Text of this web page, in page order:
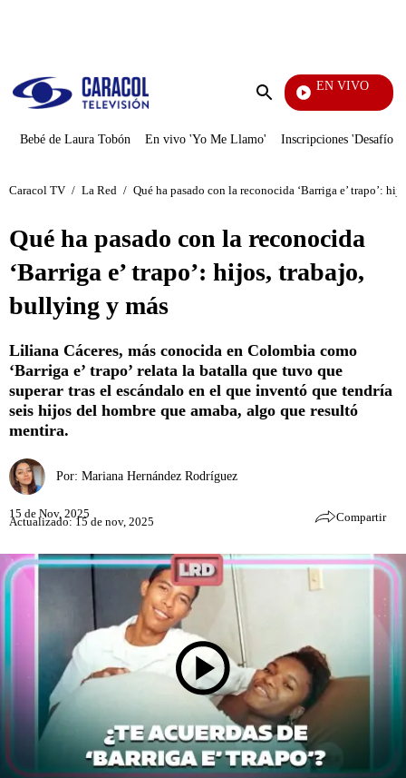
Enviar
EN VIVO
Noticias Caracol
Bebé de Laura Tobón En vivo 'Yo Me Llamo' Inscripciones 'Desafío'
Caracol TV / La Red / Qué ha pasado con la reconocida ‘Barriga e’ trapo’:
Qué ha pasado con la reconocida
‘Barriga e’ trapo’: hijos, trabajo,
bullying y más
Liliana Cáceres, más conocida en Colombia como
‘Barriga e’ trapo’ relata la batalla que tuvo que
superar tras el escándalo en el que inventó que tendría
seis hijos del hombre que amaba, algo que resultó
mentira.
Por: Mariana Hernández Rodríguez
15 de Nov, 2025
Actualizado: 15 de nov, 2025 Compartir